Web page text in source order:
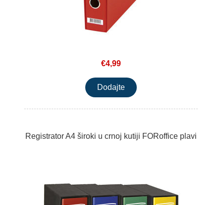
€4,99
Registrator A4 široki u crnoj kutiji FORoffice plavi